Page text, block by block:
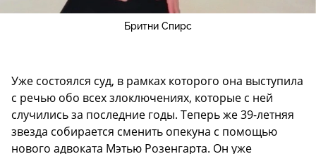
Бритни Спирс
Уже состоялся суд, в рамках которого она выступила
с речью обо всех злоключениях, которые с ней
случились за последние годы. Теперь же 39-летняя
звезда собирается сменить опекуна с помощью
нового адвоката Мэтью Розенгарта. Он уже